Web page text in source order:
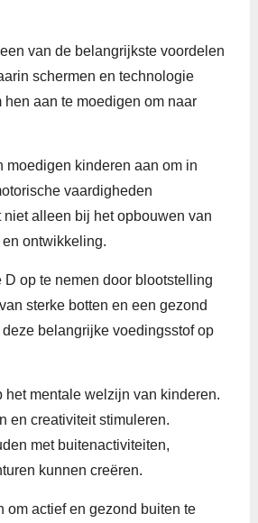
van de belangrijkste voordelen
schermen en technologie
aan te moedigen om naar
kinderen aan om in
vaardigheden
alleen bij het opbouwen van
ontwikkeling.
op te nemen door blootstelling
sterke botten en een gezond
belangrijke voedingsstof op
mentale welzijn van kinderen.
en creativiteit stimuleren.
met buitenactiviteiten,
kunnen creëren.
om actief en gezond buiten te